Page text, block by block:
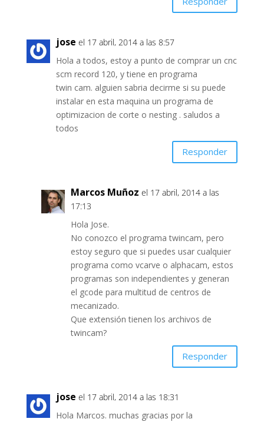
jose el 17 abril, 2014 a las 8:57
Hola a todos, estoy a punto de comprar un cnc
scm record 120, y tiene en programa
twin cam. alguien sabria decirme si su puede
instalar en esta maquina un programa de
optimizacion de corte o nesting . saludos a
todos
Responder
Marcos Muñoz el 17 abril, 2014 a las
17:13
Hola Jose.
No conozco el programa twincam, pero
estoy seguro que si puedes usar cualquier
programa como vcarve o alphacam, estos
programas son independientes y generan
el gcode para multitud de centros de
mecanizado.
Que extensión tienen los archivos de
twincam?
Responder
jose el 17 abril, 2014 a las 18:31
Hola Marcos. muchas gracias por la